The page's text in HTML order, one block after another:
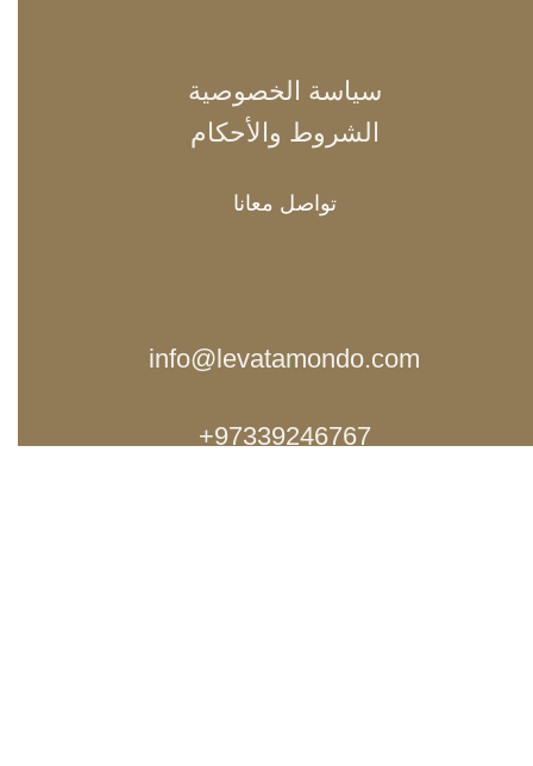
سياسة الخصوصية
الشروط والأحكام
تواصل معانا
info@levatamondo.com
97339246767+